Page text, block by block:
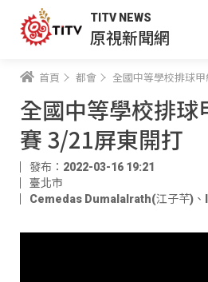
TITV NEWS
原視新聞網
首頁 都會 全國中等學校排球
全國中等學校排球
賽 3/21屏東開打
發布：2022-03-16 19:21
臺北市
Cemedas Dumalalrath(江子芊) 、